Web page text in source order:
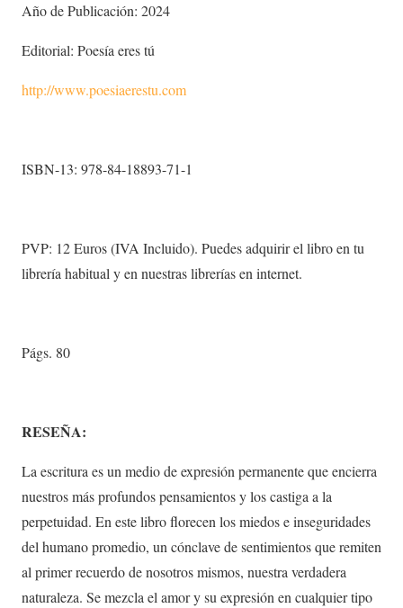
Año de Publicación: 2024
Editorial: Poesía eres tú
http://www.poesiaerestu.com
ISBN-13: 978-84-18893-71-1
PVP: 12 Euros (IVA Incluido). Puedes adquirir el libro en tu
librería habitual y en nuestras librerías en internet.
Págs. 80
RESEÑA:
La escritura es un medio de expresión permanente que encierra
nuestros más profundos pensamientos y los castiga a la
perpetuidad. En este libro florecen los miedos e inseguridades
del humano promedio, un cónclave de sentimientos que remiten
al primer recuerdo de nosotros mismos, nuestra verdadera
naturaleza. Se mezcla el amor y su expresión en cualquier tipo